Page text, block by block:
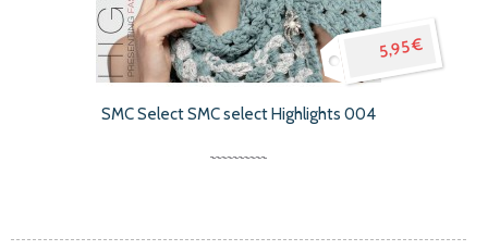
5,95 €
SMC Select SMC select Highlights 004